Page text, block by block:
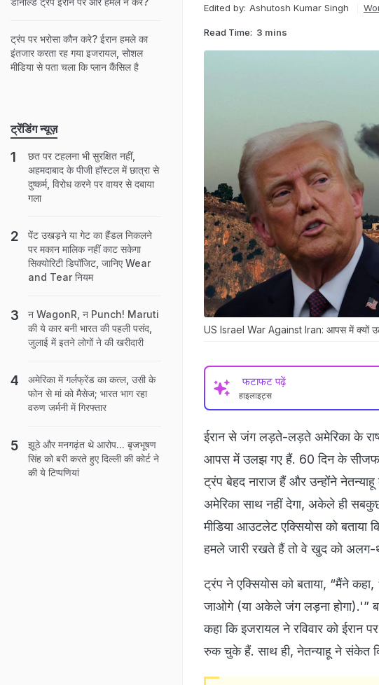
Edited by: Ashutosh Kumar Singh
Read Time: 3 mins
US Israel War Against Iran: आपस में क्यों
फटाफट पढ़ें
हाइलाइट्स
ईरान से जंग लड़ते-लड़ते अमेरिका के
आपस में उलझ गए हैं. 60 दिन के
ट्रंप बेहद नाराज हैं और उन्होंंने
अमेरिका साथ नहीं देगा, अकेले ही
मीडिया आउटलेट एक्सियोस को बताया
हमले जारी रखते हैं तो वे खुद को
ट्रंप ने एक्सियोस को बताया, “मैंने
जाओगे (या अकेले जंग लड़ना होगा).'”
कहा कि इजरायल ने रविवार को ईरान
रुक चुके हैं. साथ ही, नेतन्याहू ने संकेत
ट्रंप पर भरोसा कौन करे? ईरान हमले का
इंतजार करता रह गया इजरायल, सोशल
मीडिया से पता चला कि प्लान कैंसिल है
ट्रेंडिंग न्यूज़
छत पर टहलना भी सुरक्षित नहीं,
अहमदाबाद के पीजी हॉस्टल में छात्रा से
दुष्कर्म, विरोध करने पर वायर से दबाया
गला
पेंट उखड़ने या गेट का हैंडल निकलने
पर मकान मालिक नहीं काट सकेगा
सिक्योरिटी डिपॉजिट, जानिए Wear
and Tear नियम
न WagonR, न Punch! Maruti
की ये कार बनी भारत की पहली पसंद,
जुलाई में इतने लोगों ने की खरीदारी
अमेरिका में गर्लफ्रेंड का कत्ल, उसी के
फोन से मां को मैसेज; भारत भाग रहा
वरुण जर्मनी में गिरफ्तार
झूठे और मनगढ़ंत थे आरोप... बृजभूषण
सिंह को बरी करते हुए दिल्ली की कोर्ट ने
की ये टिप्पणियां